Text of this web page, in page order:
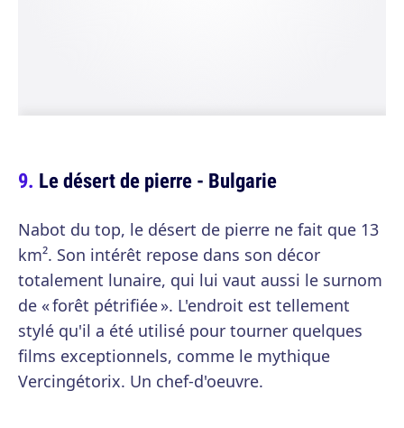
Le désert de pierre - Bulgarie
Nabot du top, le désert de pierre ne fait que 13
km². Son intérêt repose dans son décor
totalement lunaire, qui lui vaut aussi le surnom
de « forêt pétrifiée ». L'endroit est tellement
stylé qu'il a été utilisé pour tourner quelques
films exceptionnels, comme le mythique
Vercingétorix. Un chef-d'oeuvre.